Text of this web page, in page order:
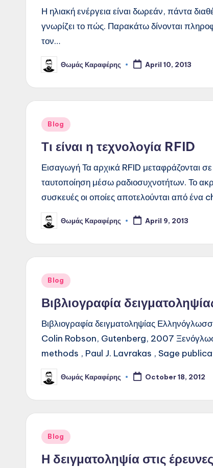
Η ηλιακή ενέργεια είναι δωρεάν, πάντα
γνωρίζει το πώς. Παρακάτω δίνονται
τον…
Posted
by
Θωμάς Καραφέρης April 10, 2013
Posted
Blog
Τι είναι η τεχνολογία RFID
Εισαγωγή Τα αρχικά RFID
ταυτοποίηση μέσω ραδιοσυχνοτήτων. Το
συσκευές οι οποίες αποτελούνται από ένα
Posted
by
Θωμάς Καραφέρης April 9, 2013
Posted
Blog
Βιβλιογραφία
Βιβλιογραφία δειγματοληψίας
Colin Robson, Gutenberg, 2007
methods , Paul J. Lavrakas , Sage
Posted
by
Θωμάς Καραφέρης October 18, 2012
Posted
Blog
Η δειγματοληψία στις